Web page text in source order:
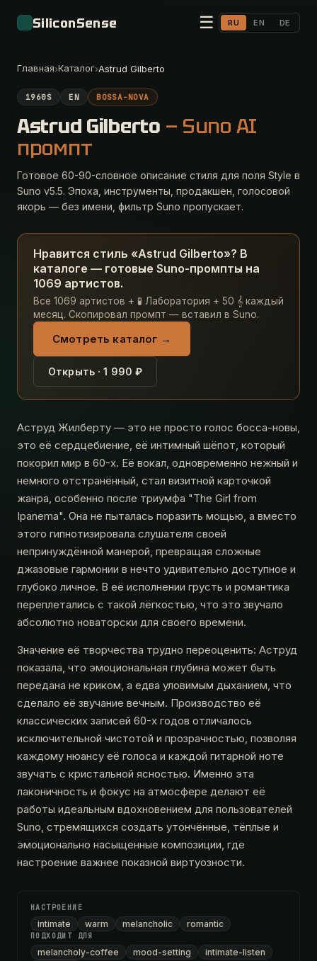
SiliconSense ☰ RU EN DE
Главная›Каталог›Astrud Gilberto
1960S EN BOSSA-NOVA
Astrud Gilberto — Suno AI
промпт
Готовое 60-90-словное описание стиля для поля Style в
Suno v5.5. Эпоха, инструменты, продакшен, голосовой
якорь — без имени, фильтр Suno пропускает.
Нравится стиль «Astrud Gilberto»? В
каталоге — готовые Suno-промпты на
1069 артистов.
Все 1069 артистов + 🧪 Лаборатория + 50 𝄞 каждый
месяц. Скопировал промпт — вставил в Suno.
Смотреть каталог →
Открыть · 1 990 ₽
Аструд Жилберту — это не просто голос босса-новы,
это её сердцебиение, её интимный шёпот, который
покорил мир в 60-х. Её вокал, одновременно нежный и
немного отстранённый, стал визитной карточкой
жанра, особенно после триумфа "The Girl from
Ipanema". Она не пыталась поразить мощью, а вместо
этого гипнотизировала слушателя своей
непринуждённой манерой, превращая сложные
джазовые гармонии в нечто удивительно доступное и
глубоко личное. В её исполнении грусть и романтика
переплетались с такой лёгкостью, что это звучало
абсолютно новаторски для своего времени.
Значение её творчества трудно переоценить: Аструд
показала, что эмоциональная глубина может быть
передана не криком, а едва уловимым дыханием, что
сделало её звучание вечным. Производство её
классических записей 60-х годов отличалось
исключительной чистотой и прозрачностью, позволяя
каждому нюансу её голоса и каждой гитарной ноте
звучать с кристальной ясностью. Именно эта
лаконичность и фокус на атмосфере делают её
работы идеальным вдохновением для пользователей
Suno, стремящихся создать утончённые, тёплые и
эмоционально насыщенные композиции, где
настроение важнее показной виртуозности.
НАСТРОЕНИЕ
intimate warm melancholic romantic
ПОДХОДИТ ДЛЯ
melancholy-coffee mood-setting
intimate-listen